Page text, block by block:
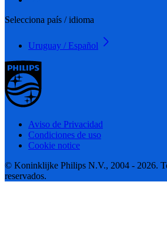
Selecciona país / idioma
Uruguay / Español
Aviso de Privacidad
Condiciones de uso
Cookie notice
© Koninklijke Philips N.V., 2004 - 2026.
reservados.